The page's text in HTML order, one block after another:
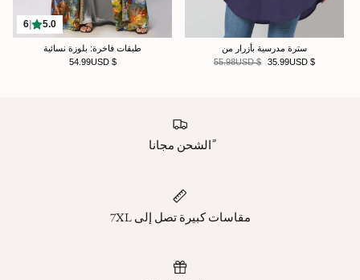
سترة مدرسية بأزرار من
$ 35.99USD
$ 55.98USD
5.0
|
6
طبقات فاخرة: بلوزة نسائية
$ 54.99USD
ًالشحن مجانا
مقاسات كبيرة تصل إلى 7XL